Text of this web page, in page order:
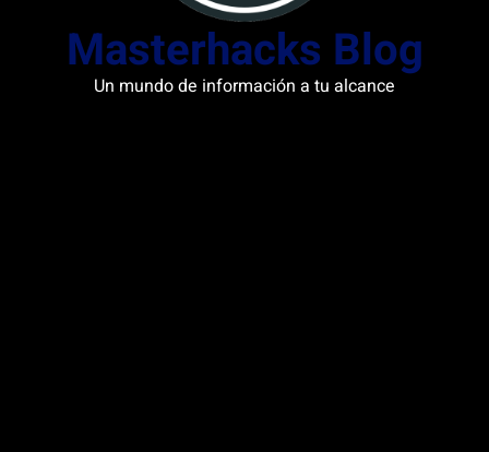
Masterhacks Blog
Un mundo de información a tu alcance